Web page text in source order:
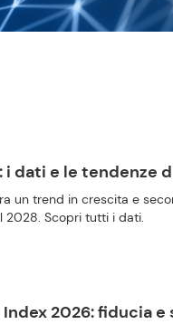
i dati e le tendenze
un trend in crescita e
2028. Scopri tutti i dati.
Index 2026: fiducia